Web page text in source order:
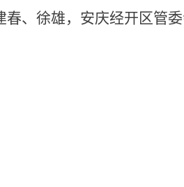
春、徐雄，安庆经开区管